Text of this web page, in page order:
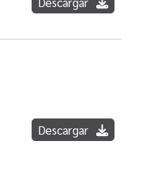
Descargar